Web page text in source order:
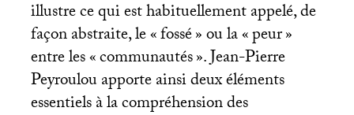
illustre ce qui est habituellement appelé, de
façon abstraite, le «fossé» ou la «peur»
entre les «communautés». Jean-Pierre
Peyroulou apporte ainsi deux éléments
essentiels à la compréhension des